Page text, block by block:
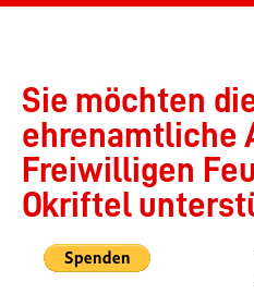
Sie möchten
ehrenamtliche
Freiwilligen
Okriftel